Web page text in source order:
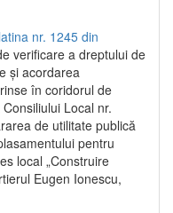
nr. 1245 din
verificare a dreptului de
și acordarea
în coridorul de
Local nr.
de utilitate publică
pentru
local „Construire
Eugen Ionescu,